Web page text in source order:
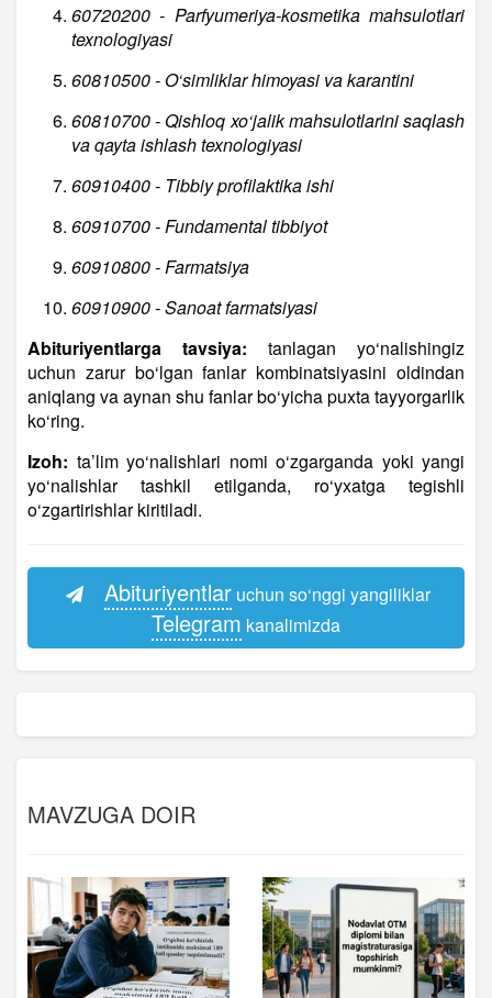
60720200 - Parfyumeriya-kosmetika mahsulotlari
texnologiyasi
60810500 - O‘simliklar himoyasi va karantini
60810700 - Qishloq xo‘jalik mahsulotlarini saqlash
va qayta ishlash texnologiyasi
60910400 - Tibbiy profilaktika ishi
60910700 - Fundamental tibbiyot
60910800 - Farmatsiya
60910900 - Sanoat farmatsiyasi
Abituriyentlarga tavsiya: tanlagan yo‘nalishingiz
uchun zarur bo‘lgan fanlar kombinatsiyasini oldindan
aniqlang va aynan shu fanlar bo‘yicha puxta tayyorgarlik
ko‘ring.
Izoh: ta’lim yo‘nalishlari nomi o‘zgarganda yoki yangi
yo‘nalishlar tashkil etilganda, ro‘yxatga tegishli
o‘zgartirishlar kiritiladi.
Abituriyentlaruchun so‘nggi yangiliklar
Telegram kanalimizda
MAVZUGA DOIR